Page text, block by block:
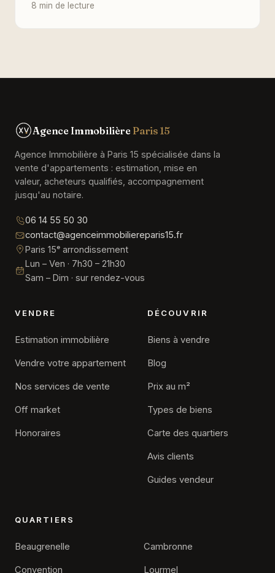
8 min de lecture
Agence Immobilière Paris 15
Agence Immobilière à Paris 15 spécialisée dans la
vente d'appartements : estimation, mise en
valeur, acheteurs qualifiés, accompagnement
jusqu'au notaire.
06 14 55 50 30
contact@agenceimmobiliereparis15.fr
Paris 15ᵉ arrondissement
Lun – Ven · 7h30 – 21h30
Sam – Dim · sur rendez-vous
VENDRE
Estimation immobilière
Vendre votre appartement
Nos services de vente
Off market
Honoraires
DÉCOUVRIR
Biens à vendre
Blog
Prix au m²
Types de biens
Carte des quartiers
Avis clients
Guides vendeur
QUARTIERS
Beaugrenelle
Convention
Cambronne
Lourmel